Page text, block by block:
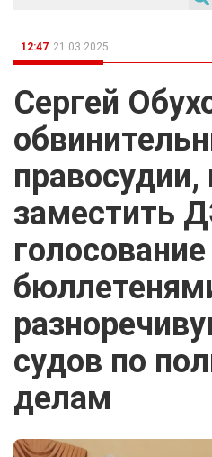
12:47 21.03.2025
Сергей
заместить
голосование
судов по
делам